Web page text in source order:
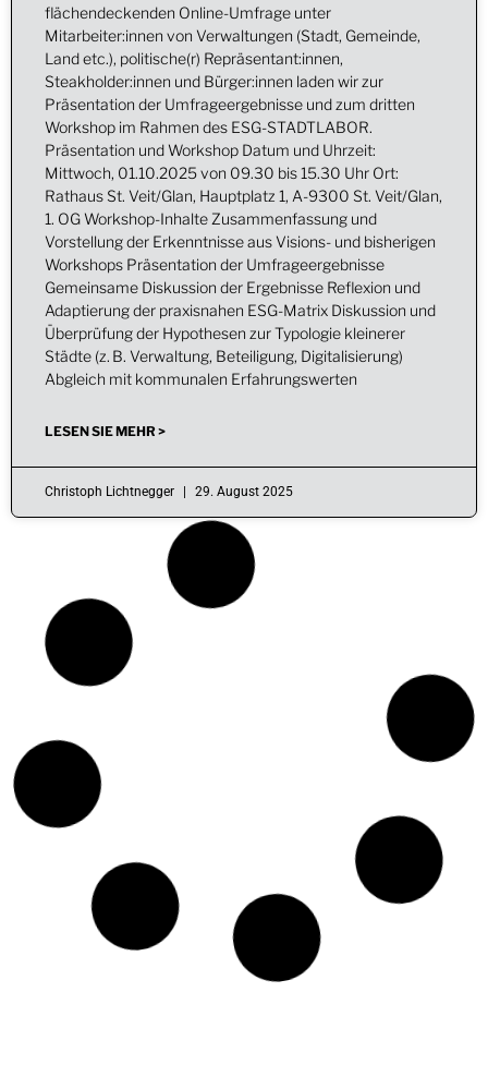
flächendeckenden Online-Umfrage unter
Mitarbeiter:innen von Verwaltungen (Stadt, Gemeinde,
Land etc.), politische(r) Repräsentant:innen,
Steakholder:innen und Bürger:innen laden wir zur
Präsentation der Umfrageergebnisse und zum dritten
Workshop im Rahmen des ESG-STADTLABOR.
Präsentation und Workshop Datum und Uhrzeit:
Mittwoch, 01.10.2025 von 09.30 bis 15.30 Uhr Ort:
Rathaus St. Veit/Glan, Hauptplatz 1, A-9300 St. Veit/Glan,
1. OG Workshop-Inhalte Zusammenfassung und
Vorstellung der Erkenntnisse aus Visions- und bisherigen
Workshops Präsentation der Umfrageergebnisse
Gemeinsame Diskussion der Ergebnisse Reflexion und
Adaptierung der praxisnahen ESG-Matrix Diskussion und
Überprüfung der Hypothesen zur Typologie kleinerer
Städte (z. B. Verwaltung, Beteiligung, Digitalisierung)
Abgleich mit kommunalen Erfahrungswerten
LESEN SIE MEHR >
Christoph Lichtnegger 29. August 2025
Rückblick auf den zweiten Workshop
des ESG-STADTLABOR
Im zweiten Workshop im Rahmen des
Sondierungsprojektes ESG-STADTLABOR, welcher am 1.
Juli 2025 in St. Veit an der Glan stattfand, drehte sich alles